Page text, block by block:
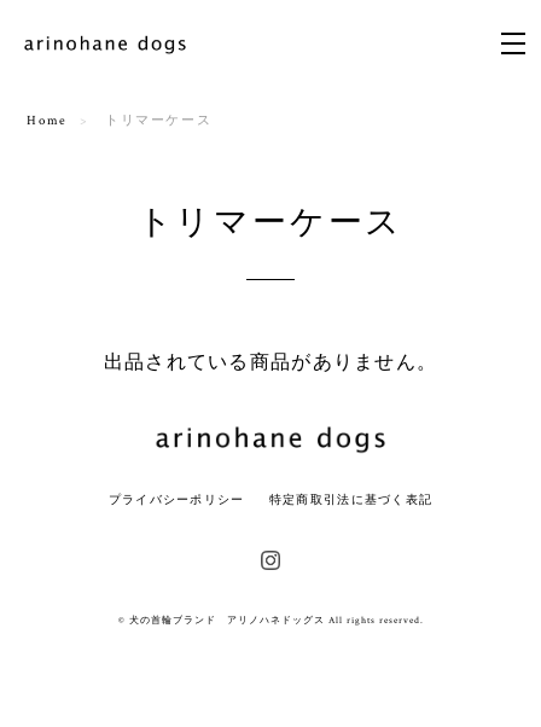
Home トリマーケース
トリマーケース
出品されている商品がありません。
プライバシーポリシー 特定商取引法に基づく表記
© 犬の首輪ブランド アリノハネドッグス All rights reserved.